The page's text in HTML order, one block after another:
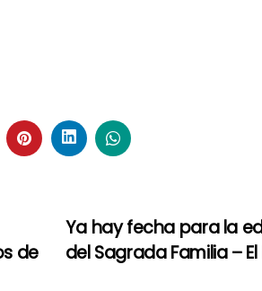
Ya hay fecha para la
del Sagrada Familia –
de